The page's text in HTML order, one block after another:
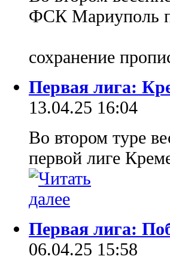
ФСК Мариуполь
сохранение
Первая лига:
13.04.25 16:04
Во втором туре
первой лиге
Первая лига:
06.04.25 15:58